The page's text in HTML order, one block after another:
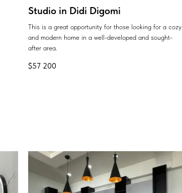
Studio in Didi Digomi
This is a great opportunity for those looking for a cozy
and modern home in a well-developed and sought-
after area.
$57 200